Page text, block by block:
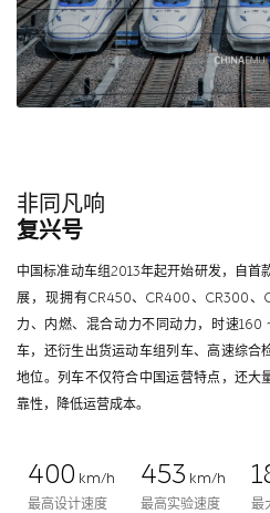
非同凡响
复兴号
中国标准动车组2013年起开始研发，自首
展，现拥有CR450、CR400、CR300
力、内燃、混合动力不同动力，时速
车，还衍生出货运动车组列车、高速综合
地位。列车不仅符合中国运营特点，还大
靠性，降低运营成本。
400 km/h
最高设计速度
453 km/h
最高实验速度
最